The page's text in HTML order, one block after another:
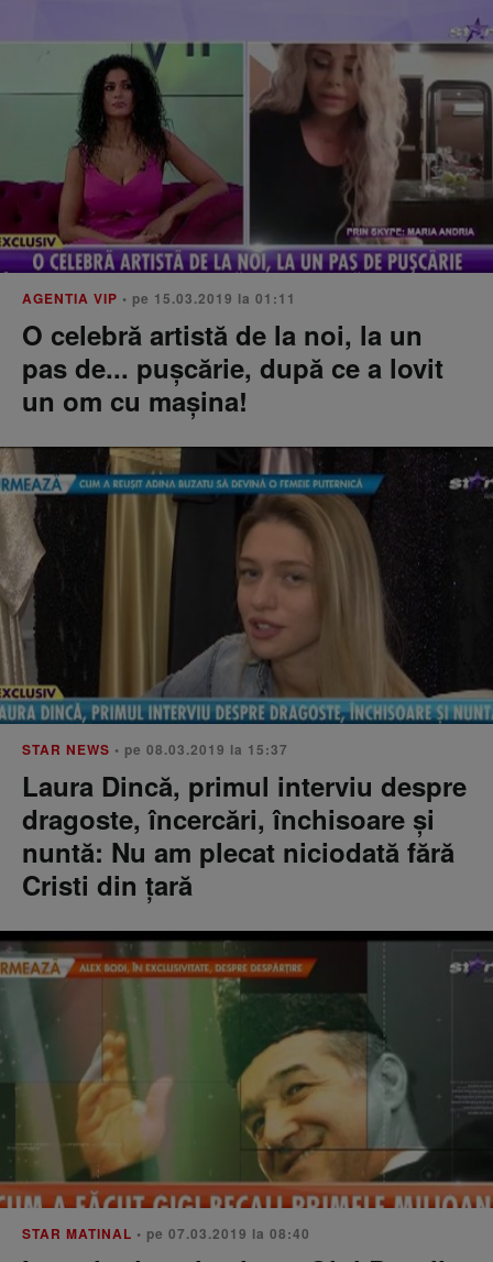
AGENTIA VIP • pe 15.03.2019 la 01:11
O celebră artistă de la noi, la un
pas de... puşcărie, după ce a lovit
un om cu maşina!
STAR NEWS • pe 08.03.2019 la 15:37
Laura Dincă, primul interviu despre
dragoste, încercări, închisoare şi
nuntă: Nu am plecat niciodată fără
Cristi din țară
STAR MATINAL • pe 07.03.2019 la 08:40